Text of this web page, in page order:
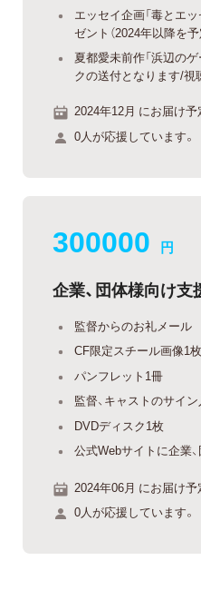
エッセイ企画「毒とエ
ゼント（2024年以降を予
夏都愛未前作「浜辺の
クの送付となります/視
2024年12月 にお届け予
0人が応援しています。
300000 円
企業、団体様向け支
監督からのお礼メール
CF限定スチール画像1枚
パンフレット1冊
監督、キャストのサイ
DVDディスク1枚
公式Webサイトに企業
2024年06月 にお届け予
0人が応援しています。